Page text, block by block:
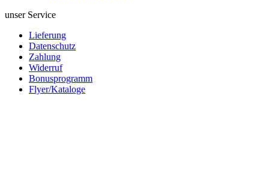
unser Service
Lieferung
Datenschutz
Zahlung
Widerruf
Bonusprogramm
Flyer/Kataloge